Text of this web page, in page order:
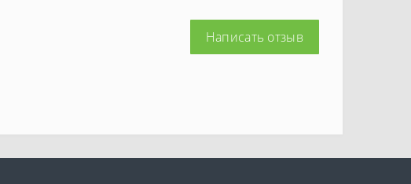
Написать отзыв